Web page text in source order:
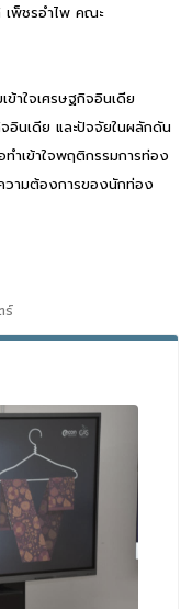
เพ็ชรอำไพ คณะ
าใจเศรษฐกิจอินเดีย
อินเดีย และปัจจัยในผลักดัน
ำเข้าใจพฤติกรรมการท่อง
วามต้องการของนักท่อง
ร์